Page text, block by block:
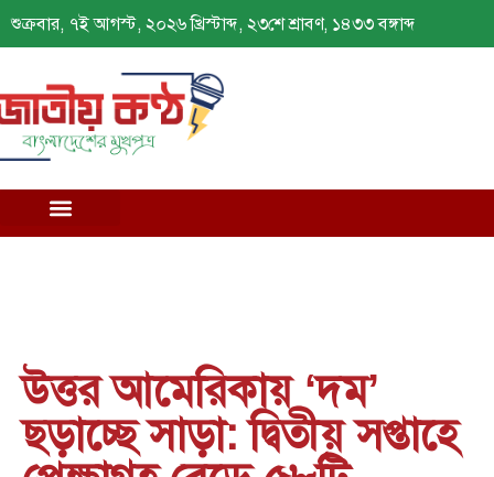
শুক্রবার, ৭ই আগস্ট, ২০২৬ খ্রিস্টাব্দ, ২৩শে শ্রাবণ, ১৪৩৩ বঙ্গাব্দ
উত্তর আমেরিকায় ‘দম’
ছড়াচ্ছে সাড়া: দ্বিতীয় সপ্তাহে